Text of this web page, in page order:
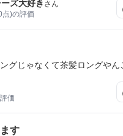
ズ大好き さん
点)の評価
グじゃなくて茶髪ロングやん
価
す